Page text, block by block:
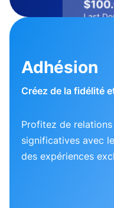
Adhésion
Créez de la fidélité
Profitez de
significatives avec
des expériences